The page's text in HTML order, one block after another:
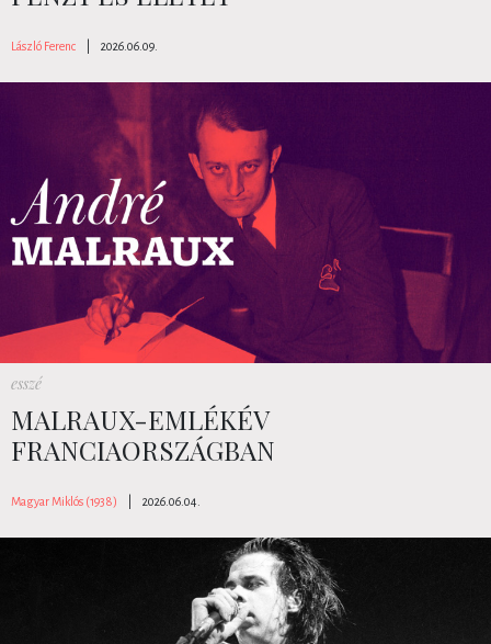
László Ferenc 2026.06.09.
esszé
MALRAUX-EMLÉKÉV
FRANCIAORSZÁGBAN
Magyar Miklós (1938) 2026.06.04.